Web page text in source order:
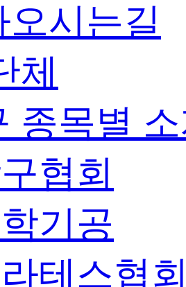
오시는길
체
종목별
협회
기공
테스협